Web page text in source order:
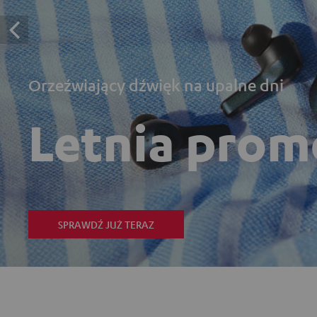
Orzeźwiający dźwięk na upalne dni
Letnia
SPRAWDŹ JUŻ TERAZ